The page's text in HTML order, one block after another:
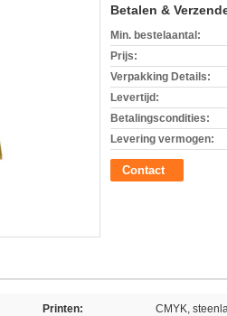
Betalen &
Min. bestelaantal:
Prijs:
Verpakking Details:
Levertijd:
Betalingscondities:
Levering vermogen:
Contact
Printen: CMYK,